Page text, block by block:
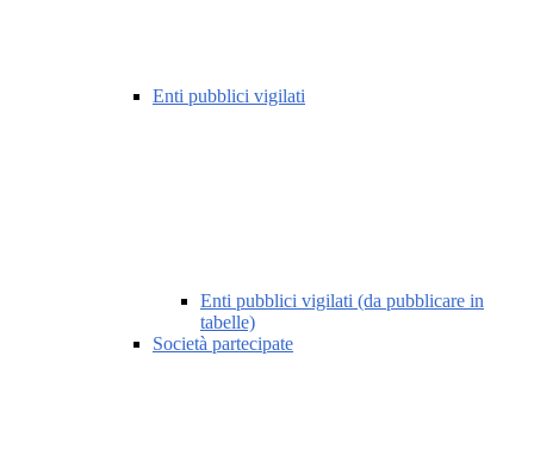
Enti pubblici vigilati
Enti pubblici vigilati (da pubblicare in
tabelle)
Società partecipate